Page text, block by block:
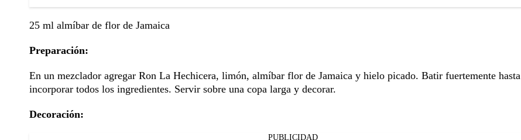
25 ml almíbar de flor de Jamaica
Preparación:
En un mezclador agregar Ron La Hechicera, limón, almíbar flor de Jamaica y hielo picado. Batir fuertemente hasta
incorporar todos los ingredientes. Servir sobre una copa larga y decorar.
Decoración:
PUBLICIDAD